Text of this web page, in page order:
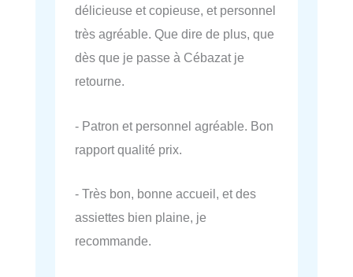
délicieuse et copieuse, et personnel
très agréable. Que dire de plus, que
dès que je passe à Cébazat je
retourne.
- Patron et personnel agréable. Bon
rapport qualité prix.
- Très bon, bonne accueil, et des
assiettes bien plaine, je
recommande.